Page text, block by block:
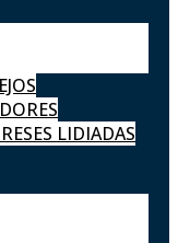
LIDIADAS